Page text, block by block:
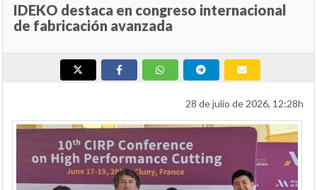
IDEKO destaca en congreso internacional
de fabricación avanzada
28 de julio de 2026, 12:28h